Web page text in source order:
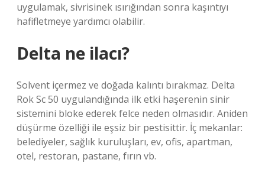
uygulamak, sivrisinek ısırığından sonra kaşıntıyı
hafifletmeye yardımcı olabilir.
Delta ne ilacı?
Solvent içermez ve doğada kalıntı bırakmaz. Delta
Rok Sc 50 uygulandığında ilk etki haşerenin sinir
sistemini bloke ederek felce neden olmasıdır. Aniden
düşürme özelliği ile eşsiz bir pestisittir. İç mekanlar:
belediyeler, sağlık kuruluşları, ev, ofis, apartman,
otel, restoran, pastane, fırın vb.